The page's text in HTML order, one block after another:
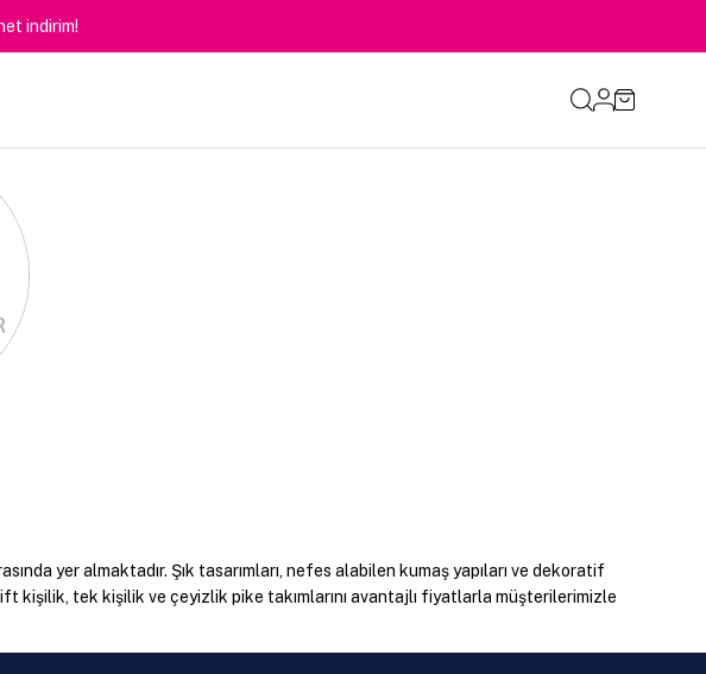
indirim!
yer almaktadır. Şık tasarımları, nefes alabilen kumaş yapıları ve dekoratif
kişilik, tek kişilik ve çeyizlik pike takımlarını avantajlı fiyatlarla müşterilerimizle